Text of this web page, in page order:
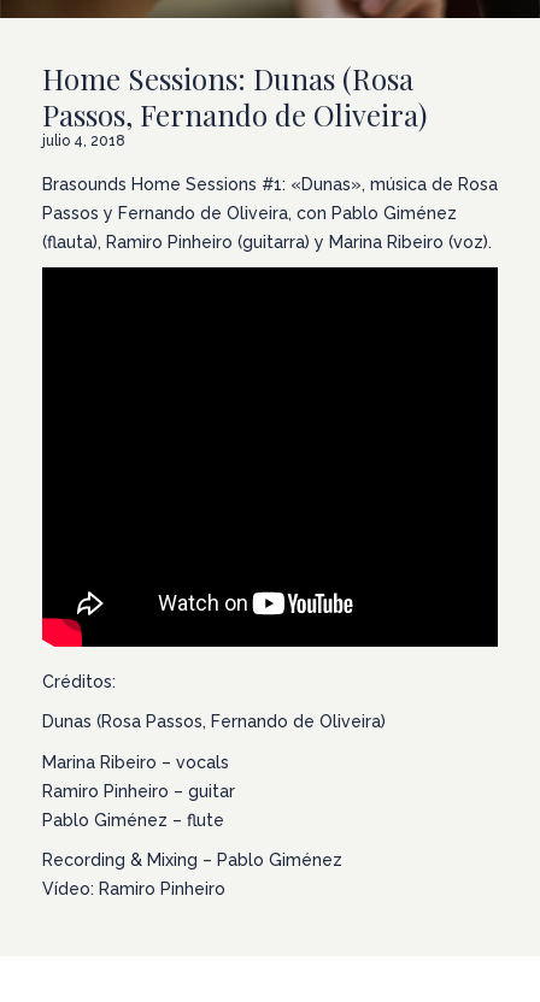
Home Sessions: Dunas (Rosa
Passos, Fernando de Oliveira)
julio 4, 2018
Brasounds Home Sessions #1: «Dunas», música de Rosa
Passos y Fernando de Oliveira, con Pablo Giménez
(flauta), Ramiro Pinheiro (guitarra) y Marina Ribeiro (voz).
Créditos:
Dunas (Rosa Passos, Fernando de Oliveira)
Marina Ribeiro – vocals
Ramiro Pinheiro – guitar
Pablo Giménez – flute
Recording & Mixing – Pablo Giménez
Vídeo: Ramiro Pinheiro